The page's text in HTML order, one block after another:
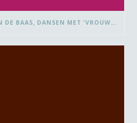
OVER DE AUTO VAN DE BAAS, DANSEN MET ‘VROUWEN VAN’ EN BEDANK-BLOMMEN